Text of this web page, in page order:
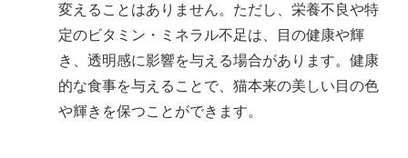
変えることはありません。ただし、栄養不良や特
定のビタミン・ミネラル不足は、目の健康や輝
き、透明感に影響を与える場合があります。健康
的な食事を与えることで、猫本来の美しい目の色
や輝きを保つことができます。